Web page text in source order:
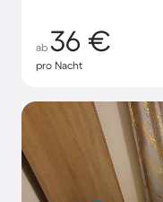
ab 36 €
pro Nacht